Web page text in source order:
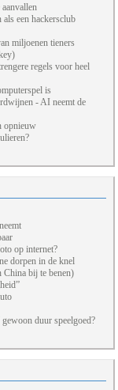
een hackersclub
miljoenen tieners
regels voor heel
is
- AI neemt de
opnieuw
op internet?
dorpen in de knel
bij te benen)
duur speelgoed?